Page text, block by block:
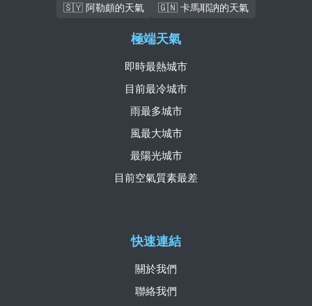
🇸🇾 阿勒頗的天氣
🇬🇳 卡馬耶訥的天氣
快速連結
關於我們
聯絡我們
極端天氣
即時最熱城市
目前最冷城市
雨最多城市
風最大城市
最陽光城市
目前空氣質素最差